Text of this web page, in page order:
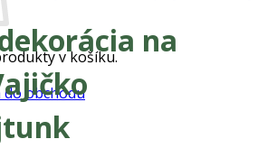
v košíku.
do obchodu
na